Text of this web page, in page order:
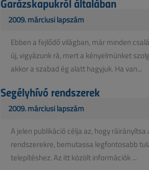
2009. márciusi lapszám
Ebben a fejlődő világban, már minden
új, vigyázunk rá, mert a kényelmünket
akkor a szabad ég alatt hagyjuk. Ha van...
Segélyhívó rendszerek
2009. márciusi lapszám
A jelen publikáció célja az, hogy
rendszerekre, bemutassa legfontosabb
telepítéshez. Az itt közölt információk ...